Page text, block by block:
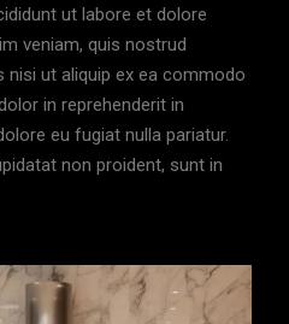
ut labore et dolore
veniam, quis nostrud
ut aliquip ex ea commodo
in reprehenderit in
eu fugiat nulla pariatur.
non proident, sunt in